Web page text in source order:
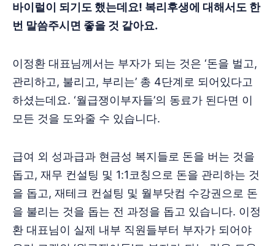
바이럴이 되기도 했는데요! 복리후생에 대해서도 한
번 말씀주시면 좋을 것 같아요.
이정환 대표님께서는 부자가 되는 것은 ‘돈을 벌고,
관리하고, 불리고, 부리는’ 총 4단계로 되어있다고
하셨는데요. ‘월급쟁이부자들’의 동료가 된다면 이
모든 것을 도와줄 수 있습니다.
급여 외 성과급과 현금성 복지들로 돈을 버는 것을
돕고, 재무 컨설팅 및 1:1코칭으로 돈을 관리하는 것
을 돕고, 재테크 컨설팅 및 월부닷컴 수강권으로 돈
을 불리는 것을 돕는 전 과정을 돕고 있습니다. 이정
환 대표님이 실제 내부 직원들부터 부자가 되어야